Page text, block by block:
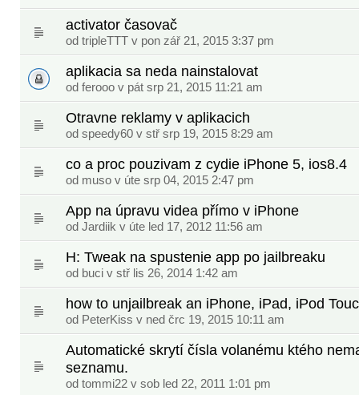
activator časovač
od tripleTTT v pon zář 21, 2015 3:37 pm
aplikacia sa neda nainstalovat
od ferooo v pát srp 21, 2015 11:21 am
Otravne reklamy v aplikacich
od speedy60 v stř srp 19, 2015 8:29 am
co a proc pouzivam z cydie iPhone 5, ios8.4
od muso v úte srp 04, 2015 2:47 pm
App na úpravu videa přímo v iPhone
od Jardiik v úte led 17, 2012 11:56 am
H: Tweak na spustenie app po jailbreaku
od buci v stř lis 26, 2014 1:42 am
how to unjailbreak an iPhone, iPad, iPod
od PeterKiss v ned črc 19, 2015 10:11 am
Automatické skrytí čísla volanému ktého
seznamu.
od tommi22 v sob led 22, 2011 1:01 pm